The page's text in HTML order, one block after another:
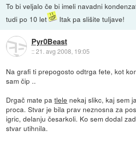
To bi veljalo če bi imeli navadni
tudi po 10 let
Itak pa slišite tuljave!
Pyr0Beast
::21. avg 2008, 19:05
Na grafi ti prepogosto odtrga fete, kot
sam čip ..
Drgač mate patlele nekaj slikc, kaj sem
proca. Stvar je bila prav neznosna za
igric, delanju česarkoli. Ko sem dodal
stvar utihnila.